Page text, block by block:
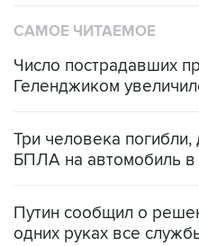
САМОЕ ЧИТАЕМОЕ
Число пострадавших
Геленджиком
Три человека
БПЛА на автомобиль в
Путин сообщил о
одних руках все